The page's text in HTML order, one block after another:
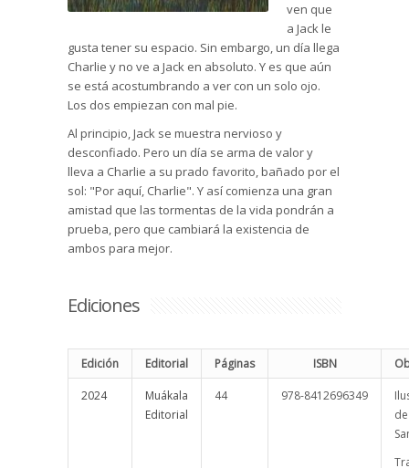
ven que
a Jack le
gusta tener su espacio. Sin embargo, un día llega
Charlie y no ve a Jack en absoluto. Y es que aún
se está acostumbrando a ver con un solo ojo.
Los dos empiezan con mal pie.
Al principio, Jack se muestra nervioso y
desconfiado. Pero un día se arma de valor y
lleva a Charlie a su prado favorito, bañado por el
sol: "Por aquí, Charlie". Y así comienza una gran
amistad que las tormentas de la vida pondrán a
prueba, pero que cambiará la existencia de
ambos para mejor.
Ediciones
Edición Editorial Páginas ISBN
2024
Muákala
Editorial
44 978-8412696349